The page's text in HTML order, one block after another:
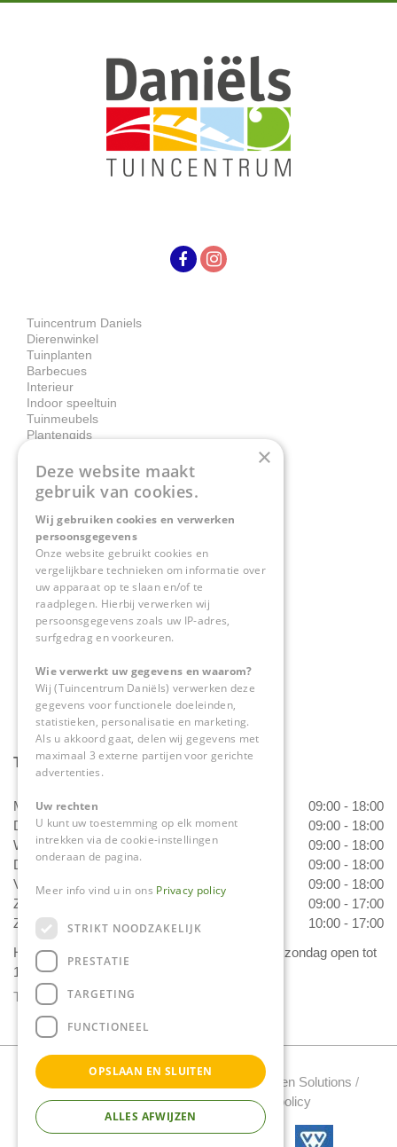
Tuincentrum Daniels
Dierenwinkel
Tuinplanten
Barbecues
Interieur
Indoor speeltuin
Tuinmeubels
Plantengids
Contact
Tuincentrum Daniëls
Herkenbosserweg 4
6063 NL Vlodrop
0475-534298
info@tuincentrumdaniels.nl
Tuincentrum Daniëls
Maandag
09:00 - 18:00
Dinsdag
09:00 - 18:00
Woensdag
09:00 - 18:00
Donderdag
09:00 - 18:00
Vrijdag
09:00 - 18:00
Zaterdag
09:00 - 17:00
Zondag
10:00 - 17:00
Het 'Bloemetje van Daniëls' is van dinsdag t/m zondag open tot
17.00 uur!
Toon alle openingstijden
Tuincentrum Daniels Copyright 2022 /Green Solutions /
Tuincentrum Overzicht/Privacy policy
×
Deze website maakt
gebruik van cookies.
Wij gebruiken cookies en verwerken
persoonsgegevens
Onze website gebruikt cookies en
vergelijkbare technieken om informatie over
uw apparaat op te slaan en/of te
raadplegen. Hierbij verwerken wij
persoonsgegevens zoals uw IP-adres,
surfgedrag en voorkeuren.
Wie verwerkt uw gegevens en waarom?
Wij (Tuincentrum Daniëls) verwerken deze
gegevens voor functionele doeleinden,
statistieken, personalisatie en marketing.
Als u akkoord gaat, delen wij gegevens met
maximaal 3 externe partijen voor gerichte
advertenties.
Uw rechten
U kunt uw toestemming op elk moment
intrekken via de cookie-instellingen
onderaan de pagina.
Meer info vind u in ons Privacy policy
STRIKT NOODZAKELIJK
PRESTATIE
TARGETING
FUNCTIONEEL
OPSLAAN EN SLUITEN
ALLES AFWIJZEN